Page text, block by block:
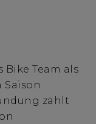
Bike Team als
zählt